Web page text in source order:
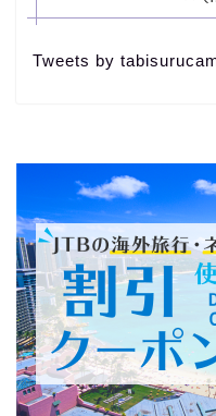
Tweets by